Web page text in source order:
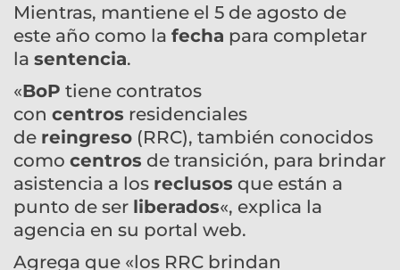
Mientras, mantiene el 5 de agosto de
este año como la fecha para completar
la sentencia.
«BoP tiene contratos
con centros residenciales
de reingreso (RRC), también conocidos
como centros de transición, para brindar
asistencia a los reclusos que están a
punto de ser liberados«, explica la
agencia en su portal web.
Agrega que «los RRC brindan